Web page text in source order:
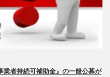
業者持続可補助金』の一般公募が